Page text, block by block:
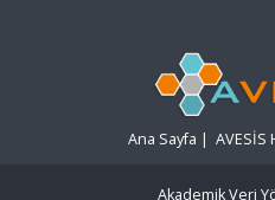
Ana Sayfa | AVESİS
Akademik Veri